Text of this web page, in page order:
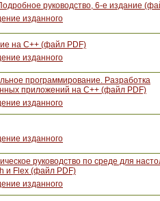
руководство, 6-е издание
изданного
на C++ (файл PDF)
изданного
программирование. Разработка
приложений на С++ (файл PDF)
изданного
изданного
руководство по среде для
и Flex (файл PDF)
изданного